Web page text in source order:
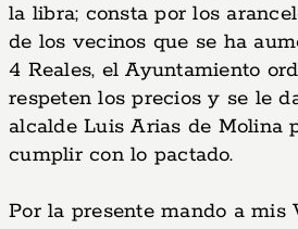
la libra; consta por los
de los vecinos que se ha
4 Reales, el Ayuntamiento
respeten los precios y se le
alcalde Luis Arias de Molina
cumplir con lo pactado.
Por la presente mando a mis